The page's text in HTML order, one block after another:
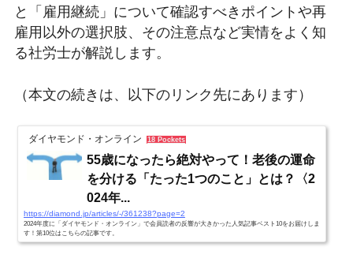
と「雇用継続」について確認すべきポイントや再
雇用以外の選択肢、その注意点など実情をよく知
る社労士が解説します。
（本文の続きは、以下のリンク先にあります）
ダイヤモンド・オンライン 18 Pockets
55歳になったら絶対やって！老後の運命
を分ける「たった1つのこと」とは？〈2
024年...
https://diamond.jp/articles/-/361238?page=2
2024年度に「ダイヤモンド・オンライン」で会員読者の反響が大きかった人気記事ベスト10をお届けしま
す！第10位はこちらの記事です。